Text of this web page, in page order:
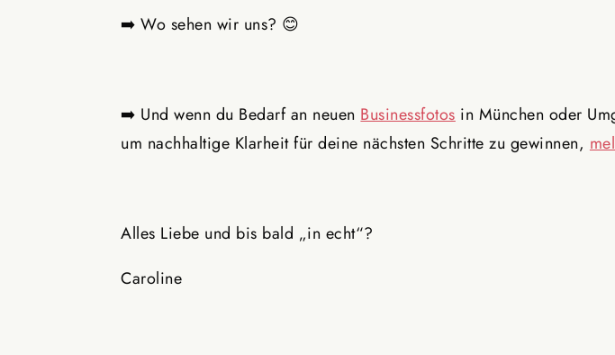
➡️ Wo sehen wir uns? 😊
➡️ Und wenn du Bedarf an neuen Businessfotos in München oder
um nachhaltige Klarheit für deine nächsten Schritte zu gewinnen,
Alles Liebe und bis bald „in echt“?
Caroline